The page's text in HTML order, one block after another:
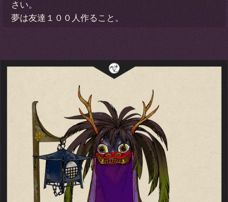
さい。
夢は友達１００人作ること。